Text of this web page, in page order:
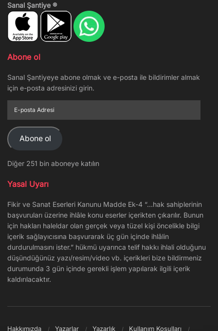
Sanal Şantiye ®
Abone ol
Sanal Şantiyeye abone olmak ve e-posta ile bildirimler almak
için e-posta adresinizi girin.
posta
Adresi
Abone ol
Diğer 251 bin aboneye katılın
Yasal Uyarı
Fikir ve Sanat Eserleri Kanunu Madde Ek-4 “…hak sahiplerinin
başvuruları üzerine ihlâle konu eserler içerikten çıkarılır. Bunun
için hakları haleldar olan gerçek veya tüzel kişi öncelikle bilgi
içerik sağlayıcısına başvurarak üç gün içinde ihlâlin
durdurulmasını ister.” hükmü uyarınca telif hakkı ihlali olduğunu
düşündüğünüz yazı/resim/video vb. içerikleri bize bildirmeniz
durumunda 3 gün içinde gerekli işlem yapılarak ilgili içerik
kaldırılacaktır.
Hakkımızda Yazarlar Yazarlık Kullanım Koşulları